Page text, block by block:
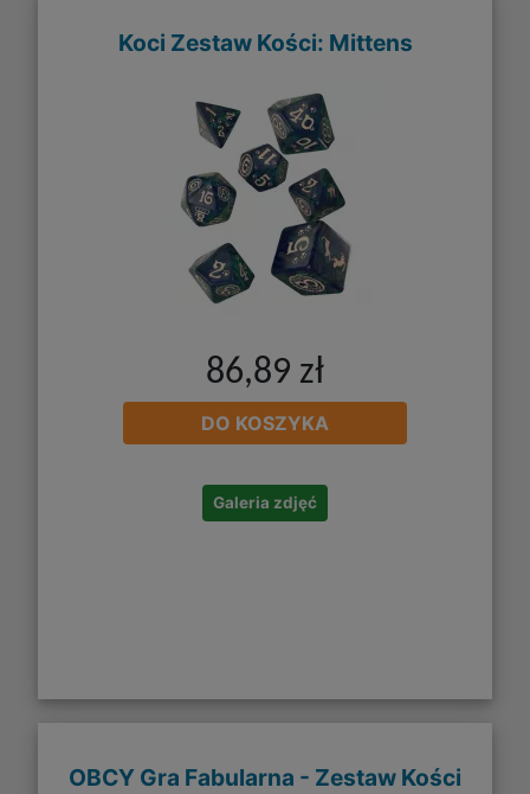
Koci Zestaw Kości: Mittens
86,89 zł
DO KOSZYKA
Galeria zdjęć
OBCY Gra Fabularna - Zestaw Kości